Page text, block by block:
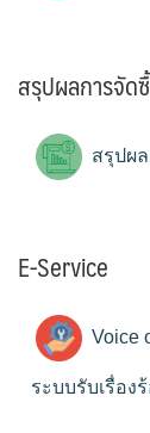
สรุปผลการจัด
สรุปผ
E-Service
Voice
ระบบรับเรื่อง